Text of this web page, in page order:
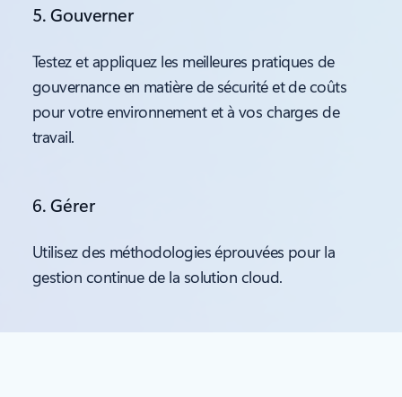
5. Gouverner
Testez et appliquez les meilleures pratiques de
gouvernance en matière de sécurité et de coûts
pour votre environnement et à vos charges de
travail.
6. Gérer
Utilisez des méthodologies éprouvées pour la
gestion continue de la solution cloud.